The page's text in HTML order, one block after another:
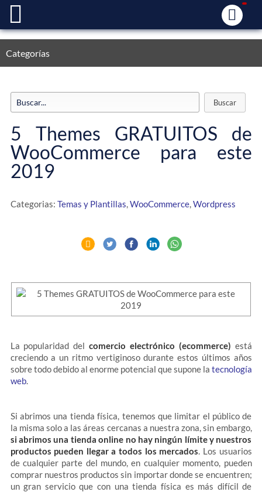
Categorías
5 Themes GRATUITOS de
WooCommerce para este
2019
Categorias: Temas y Plantillas,WooCommerce,Wordpress
La popularidad del comercio electrónico (ecommerce) está
creciendo a un ritmo vertiginoso durante estos últimos años
sobre todo debido al enorme potencial que supone la tecnología
web.
Si abrimos una tienda física, tenemos que limitar el público de
la misma solo a las áreas cercanas a nuestra zona, sin embargo,
si abrimos una tienda online no hay ningún límite y nuestros
productos pueden llegar a todos los mercados. Los usuarios
de cualquier parte del mundo, en cualquier momento, pueden
comprar nuestros productos sin importar donde se encuentren;
un gran servicio que con una tienda física es más difícil de